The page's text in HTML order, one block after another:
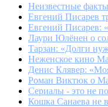
Неизвестные
Евгений Писарев
Евгений Писарев:
Лаури Юлёнен о
Тарзан: «Долги
Неженское кино
Денис Клявер:
Роман Виктюк о
Сериалы - это не
Кошка Санаева не